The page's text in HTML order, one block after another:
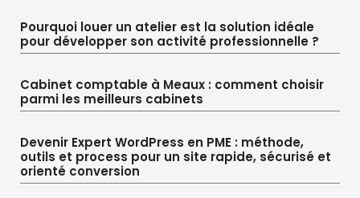
Pourquoi louer un atelier est la solution idéale
pour développer son activité professionnelle ?
Cabinet comptable à Meaux : comment choisir
parmi les meilleurs cabinets
Devenir Expert WordPress en PME : méthode,
outils et process pour un site rapide, sécurisé et
orienté conversion